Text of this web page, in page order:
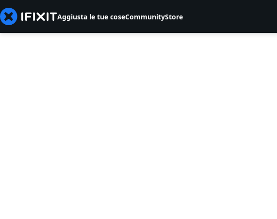
Aggiusta le tue coseCommunityStore